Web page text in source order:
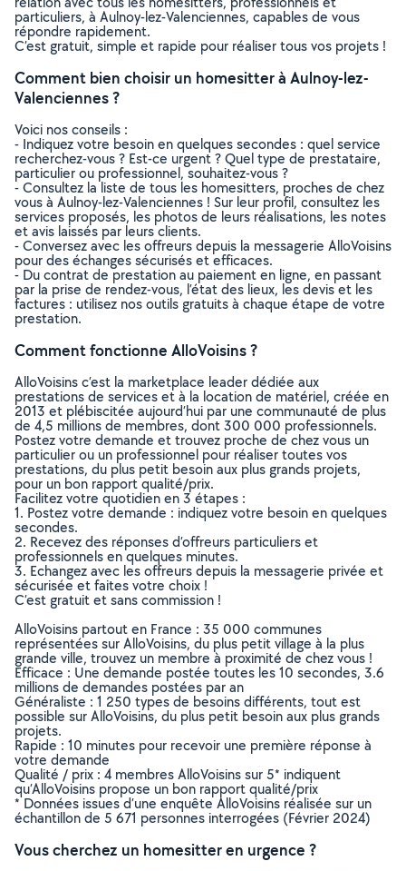
particuliers, à Aulnoy-lez-Valenciennes, capables de vous
répondre rapidement.
C’est gratuit, simple et rapide pour réaliser tous vos projets !
Comment bien choisir un homesitter à Aulnoy-lez-
Valenciennes ?
Voici nos conseils :
- Indiquez votre besoin en quelques secondes : quel service
recherchez-vous ? Est-ce urgent ? Quel type de prestataire,
particulier ou professionnel, souhaitez-vous ?
- Consultez la liste de tous les homesitters, proches de chez
vous à Aulnoy-lez-Valenciennes ! Sur leur profil, consultez les
services proposés, les photos de leurs réalisations, les notes
et avis laissés par leurs clients.
- Conversez avec les offreurs depuis la messagerie AlloVoisins
pour des échanges sécurisés et efficaces.
- Du contrat de prestation au paiement en ligne, en passant
par la prise de rendez-vous, l’état des lieux, les devis et les
factures : utilisez nos outils gratuits à chaque étape de votre
prestation.
Comment fonctionne AlloVoisins ?
AlloVoisins c’est la marketplace leader dédiée aux
prestations de services et à la location de matériel, créée en
2013 et plébiscitée aujourd’hui par une communauté de plus
de 4,5 millions de membres, dont 300 000 professionnels.
Postez votre demande et trouvez proche de chez vous un
particulier ou un professionnel pour réaliser toutes vos
prestations, du plus petit besoin aux plus grands projets,
pour un bon rapport qualité/prix.
Facilitez votre quotidien en 3 étapes :
1. Postez votre demande : indiquez votre besoin en quelques
secondes.
2. Recevez des réponses d’offreurs particuliers et
professionnels en quelques minutes.
3. Echangez avec les offreurs depuis la messagerie privée et
sécurisée et faites votre choix !
C’est gratuit et sans commission !
AlloVoisins partout en France : 35 000 communes
représentées sur AlloVoisins, du plus petit village à la plus
grande ville, trouvez un membre à proximité de chez vous !
Efficace : Une demande postée toutes les 10 secondes, 3.6
millions de demandes postées par an
Généraliste : 1 250 types de besoins différents, tout est
possible sur AlloVoisins, du plus petit besoin aux plus grands
projets.
Rapide : 10 minutes pour recevoir une première réponse à
votre demande
Qualité / prix : 4 membres AlloVoisins sur 5* indiquent
qu’AlloVoisins propose un bon rapport qualité/prix
* Données issues d’une enquête AlloVoisins réalisée sur un
échantillon de 5 671 personnes interrogées (Février 2024)
Vous cherchez un homesitter en urgence ?